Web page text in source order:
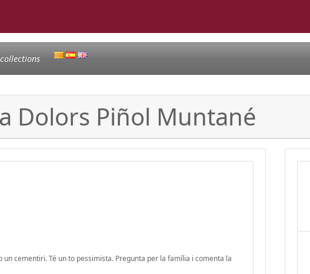
Dolors Piñol Muntané
cementiri. Té un to pessimista. Pregunta per la família i comenta la